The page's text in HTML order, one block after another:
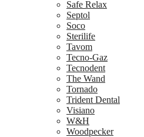
Safe Relax
Septol
Soco
Sterilife
Tavom
Tecno-Gaz
Tecnodent
The Wand
Tornado
Trident Dental
Visiano
W&H
Woodpecker